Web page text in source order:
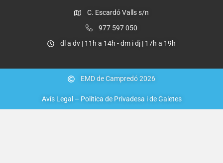
C. Escardó Valls s/n
977 597 050
dl a dv | 11h a 14h - dm i dj | 17h a 19h
EMD de Campredó 2026
Avís Legal – Política de Privadesa i de Galetes